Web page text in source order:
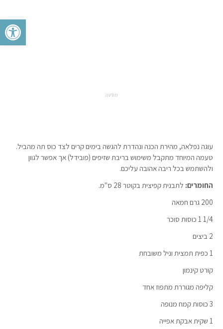
פתח
מודעה
עוגה נפלאה, מהירת הכנה ונהדרת להגשה בימים קרים לצד כוס תה מהביל.
טעמה המיוחד מתקבל משימוש בריבת שזיפים (פובידל) אך אפשר לגוון
ולהשתמש בכל ריבה אהובה עליכם.
החומרים: לתבנית קפיצית בקוטר 28 ס"מ.
200 גרם חמאה
1/4 1 כוסות סוכר
2 ביצים
1 כפית תמצית וניל משובחת
קורט קינמון
קליפה מגוררת מתפוז אחד
3 כוסות קמח מנופה
1 שקית אבקת אפייה